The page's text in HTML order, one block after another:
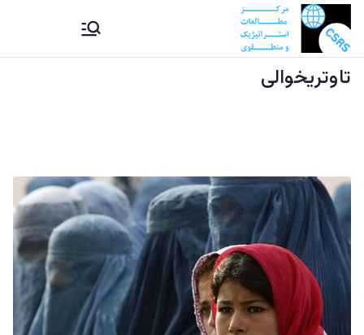
to
content
CSRS |
استراتیژيک
و منطقوی |
د
ستراتېژیکو
مرکز مطالعات استراتیژيک و
منطقوی دستراتېژیکو او
تاوتریخوالی